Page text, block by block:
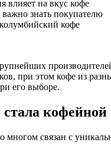
влияет на вкус кофе
знать покупателю
кофе
при этом кофе из
его выборе.
кофейной
многом связан с